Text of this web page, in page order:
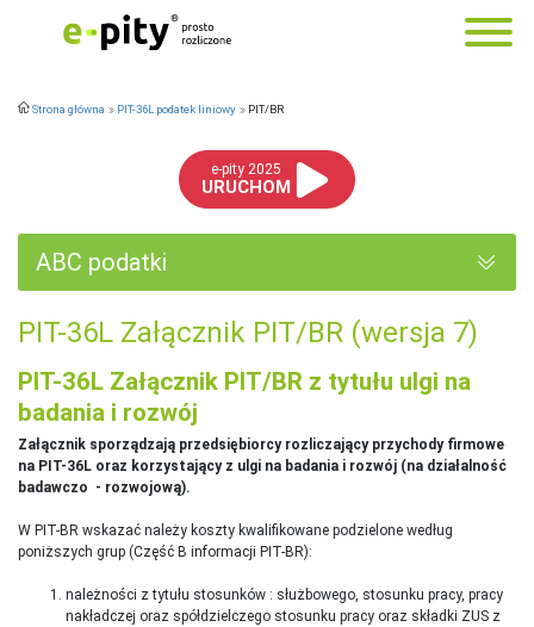
Strona główna PIT-36L podatek liniowy PIT/BR
e-pity 2025
URUCHOM
ABC podatki
PIT-36L Załącznik PIT/BR (wersja 7)
PIT-36L Załącznik PIT/BR z tytułu ulgi na
badania i rozwój
Załącznik sporządzają przedsiębiorcy rozliczający przychody firmowe
na PIT-36L oraz korzystający z ulgi na badania i rozwój (na działalność
badawczo - rozwojową).
W PIT-BR wskazać należy koszty kwalifikowane podzielone według
poniższych grup (Część B informacji PIT-BR):
należności z tytułu stosunków : służbowego, stosunku pracy, pracy
nakładczej oraz spółdzielczego stosunku pracy oraz składki ZUS z